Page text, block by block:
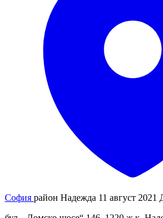
София район Надежда 11 август 2021